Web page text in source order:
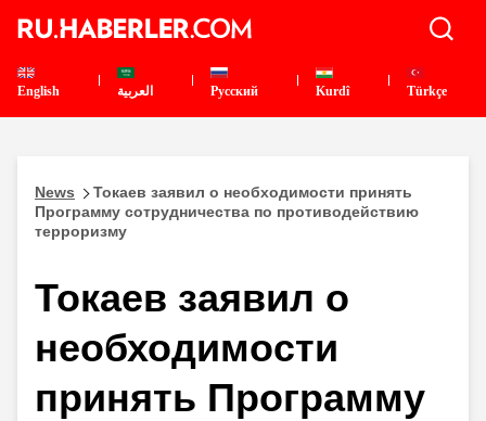
English العربية Pусский Kurdî Türkçe
News
Токаев заявил о необходимости принять
Программу сотрудничества по противодействию
терроризму
Токаев заявил о
необходимости
принять Программу